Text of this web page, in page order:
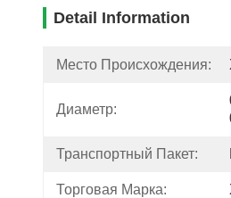
Detail Information
Место Происхождения:
Диаметр:
Транспортный Пакет:
Торговая Марка: